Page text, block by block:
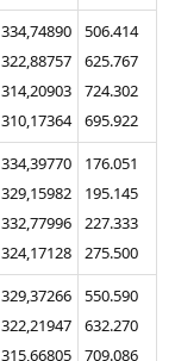
334,74890
322,88757
314,20903
310,17364
506.414
625.767
724.302
695.922
334,39770
329,15982
332,77996
324,17128
176.051
195.145
227.333
275.500
329,37266
322,21947
315,66805
550.590
632.270
709.086